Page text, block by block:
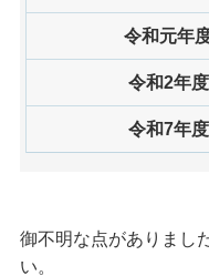
令和元年
令和2年度
令和7年度
御不明な点がありまし
い。